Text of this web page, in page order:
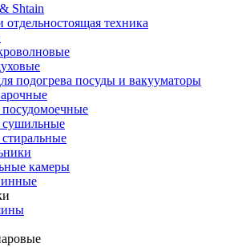
Shtain
отдельностоящая техника
подогрева посуды и вакууматоры
камеры